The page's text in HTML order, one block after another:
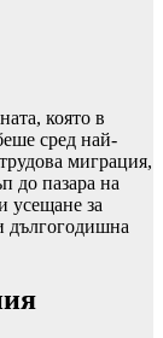
която в
сред най-
миграция,
до пазара на
усещане за
дългогодишна